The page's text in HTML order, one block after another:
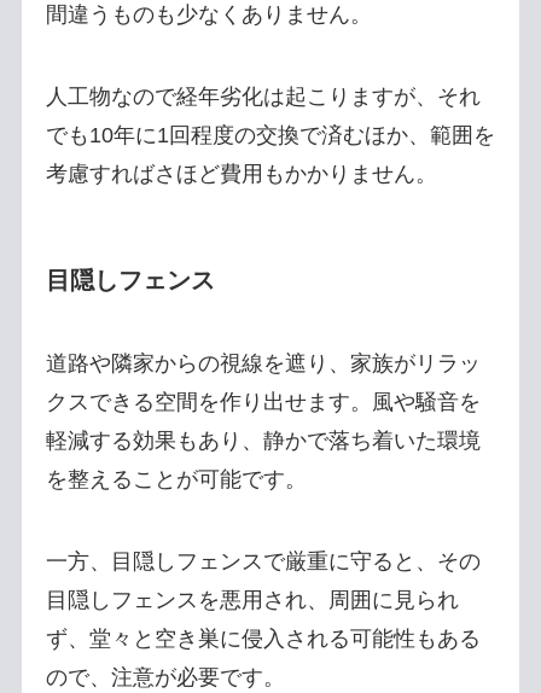
間違うものも少なくありません。
人工物なので経年劣化は起こりますが、それ
でも10年に1回程度の交換で済むほか、範囲を
考慮すればさほど費用もかかりません。
目隠しフェンス
道路や隣家からの視線を遮り、家族がリラッ
クスできる空間を作り出せます。風や騒音を
軽減する効果もあり、静かで落ち着いた環境
を整えることが可能です。
一方、目隠しフェンスで厳重に守ると、その
目隠しフェンスを悪用され、周囲に見られ
ず、堂々と空き巣に侵入される可能性もある
ので、注意が必要です。